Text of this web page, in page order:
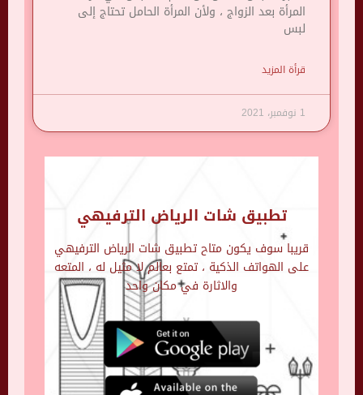
المرأة بعد الزواج ، ولأن المرأة الحامل تحتاج إلى
لبس
قرأة المزيد
1 نوفمبر، 2021
تطبيق شات الرياض الترفيهي
قريبا سوف يكون متاح تطبيق شات الرياض الترفيهي
على الهواتف الذكية ، تمتع بعالم لا مثيل له ، المتعه
والاثارة في مكان واحد